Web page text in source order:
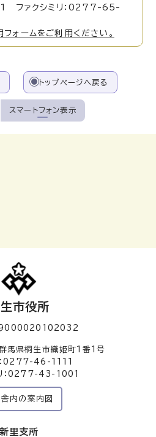
ファクシミリ：0277-65-
ォームをご利用ください。
トップページへ戻る
スマートフォン表示
市役所
9000020102032
県桐生市織姫町1番1号
0277-46-1111
リ：0277-43-1001
内の案内図
新里支所